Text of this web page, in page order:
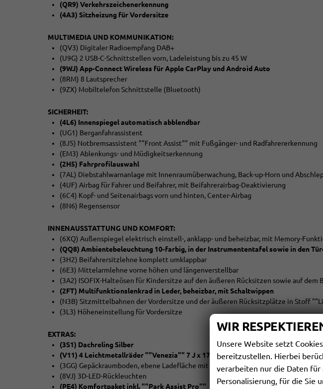
(QR9) Verkehrszeichenerkennung
(4A3) Sitzheizung für Vordersitze
MULTIMEDIA UND KOMMUNIKATION:
(QV3) Digitaler Radioempfang DAB+
(U9G) 2 USB-C-Schnittstellen vorn, Ladeleistung bis zu 45 W
(9WJ) App-Connect Wireless für Apple CarPlay und Android Auto
(8RM) 8 Lautsprecher
(9ZX) Mobiltelefon Schnittstelle (Bluetooth)
SICHERHEIT:
(4L6) Innenspiegel automatisch abblendbar
(UG1) Berganfahrassistent
(8J5) Notbremsassistent ""Front Assist"" mit Fußgänger- und Radfahrererkennung
(EM3) Ablenkungs- und Müdigkeitserkennung
(2H5) Fahrprofilauswahl
(7AL) Diebstahlwarnanlage mit Innenraumüberwachung, Back-up-Horn und
(4UF) Airbag für Fahrer und Beifahrer, mit Beifahrerairbag-Deaktivierung
(6C4) Kopf- und Seitenairbags vorn und hinten, Center-Airbag
(8N6) Regensensor
INNENAUSSTATTUNG UND KOMFORT:
(6XQ) Außenspiegel elektrisch einstell-, anklapp- und beheizbar, mit Memory-
(QQ8) Ambientebeleuchtung 10-farbig, in der Instrumententafel sowie in den
(3H2) Beifahrersitzlehne komplett umklappbar
(6E3) Mittelarmlehne vorne höhen und längenverstellbar
(3A2) ISOFIX-Halteösen für Kindersitze auf den äußeren Rücksitzen sowie auf dem
(2FT) Multifunktionslenkrad in Leder, beheizbar, mit Schaltwippen
(N3B) Sitzmittelbahnen der Vordersitze und der äußeren Rücksitzplätze in Stoff
(3L3) Höheneinstellung für Vordersitze
EXTRAS:
(3S1) Dachreling Silber
(V11) 4 Leichtmetallräder ""Venezia"" 7 J x 17 in Schwarz, Oberfläche
(3GG) Gepäckraumboden, ebene Ladefläche mit Staufach
(8VJ) 3D-LED-Rückleuchten
(PE4) Komfortpaket inkl. ""Park Assist Pro""
WIR
Unsere Website setzt
bereitzustellen. Hierbei
verarbeiten nur die Daten
Personalisierung, für die Sie